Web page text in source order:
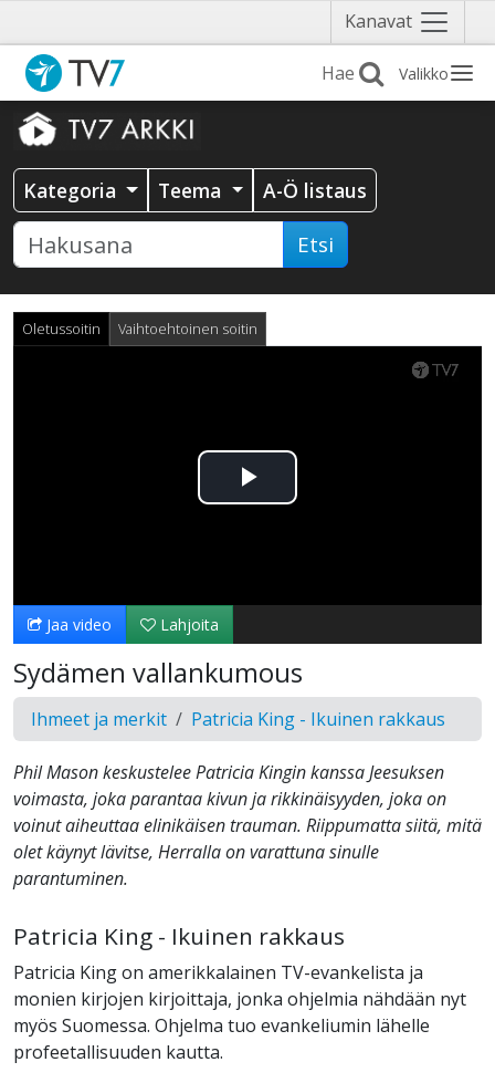
Kanavat Näytä
valikko
Valikko
Kategoria Teema A-Ö listaus
Etsi
Oletussoitin Vaihtoehtoinen soitin
Toista
Jaa video Lahjoita
Sydämen vallankumous
Ihmeet ja merkit Patricia King - Ikuinen rakkaus
Phil Mason keskustelee Patricia Kingin kanssa Jeesuksen
voimasta, joka parantaa kivun ja rikkinäisyyden, joka on
voinut aiheuttaa elinikäisen trauman. Riippumatta siitä, mitä
olet käynyt lävitse, Herralla on varattuna sinulle
parantuminen.
Patricia King - Ikuinen rakkaus
Patricia King on amerikkalainen TV-evankelista ja
monien kirjojen kirjoittaja, jonka ohjelmia nähdään nyt
myös Suomessa. Ohjelma tuo evankeliumin lähelle
profeetallisuuden kautta.